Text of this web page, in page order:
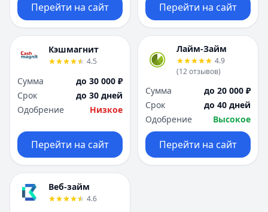
Перейти на сайт Перейти на сайт
Кэшмагнит
4.5
Сумма
до 30 000 ₽
Срок
до 30 дней
Одобрение
Низкое
Перейти на сайт
Лайм-Займ
4.9
(12отзывов)
Сумма
до 20 000 ₽
Срок
до 40 дней
Одобрение
Высокое
Перейти на сайт
Веб-займ
4.6